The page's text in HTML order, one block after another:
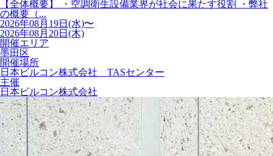
【全体概要】 ・空調衛生設備業界が社会に果たす役割 ・弊社
の概要（...
2026年08月19日(水)〜
2026年08月20日(木)
開催エリア
墨田区
開催場所
日本ビルコン株式会社 TASセンター
主催
日本ビルコン株式会社